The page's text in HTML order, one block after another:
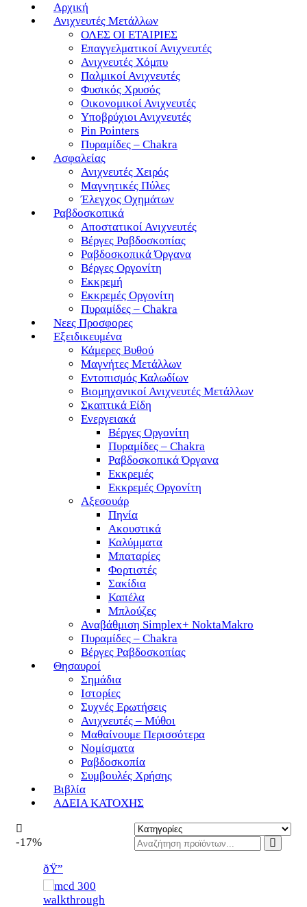
Αρχική
Ανιχνευτές Μετάλλων
ΟΛΕΣ ΟΙ ΕΤΑΙΡΙΕΣ
Επαγγελματικοί Ανιχνευτές
Ανιχνευτές Χόμπυ
Παλμικοί Ανιχνευτές
Φυσικός Χρυσός
Οικονομικοί Ανιχνευτές
Υποβρύχιοι Ανιχνευτές
Pin Pointers
Πυραμίδες – Chakra
Ασφαλείας
Ανιχνευτές Χειρός
Μαγνητικές Πύλες
Έλεγχος Οχημάτων
Ραβδοσκοπικά
Αποστατικοί Ανιχνευτές
Βέργες Ραβδοσκοπίας
Ραβδοσκοπικά Όργανα
Βέργες Οργονίτη
Εκκρεμή
Εκκρεμές Οργονίτη
Πυραμίδες – Chakra
Νεες Προσφορες
Εξειδικευμένα
Κάμερες Βυθού
Μαγνήτες Μετάλλων
Εντοπισμός Καλωδίων
Βιομηχανικοί Ανιχνευτές Μετάλλων
Σκαπτικά Είδη
Ενεργειακά
Βέργες Οργονίτη
Πυραμίδες – Chakra
Ραβδοσκοπικά Όργανα
Εκκρεμές
Εκκρεμές Οργονίτη
Αξεσουάρ
Πηνία
Ακουστικά
Καλύμματα
Μπαταρίες
Φορτιστές
Σακίδια
Καπέλα
Μπλούζες
Αναβάθμιση Simplex+ NoktaMakro
Πυραμίδες – Chakra
Βέργες Ραβδοσκοπίας
Θησαυροί
Σημάδια
Ιστορίες
Συχνές Ερωτήσεις
Ανιχνευτές – Μύθοι
Μαθαίνουμε Περισσότερα
Νομίσματα
Ραβδοσκοπία
Συμβουλές Χρήσης
Βιβλία
ΑΔΕΙΑ ΚΑΤΟΧΗΣ
-17%
ðŸ”